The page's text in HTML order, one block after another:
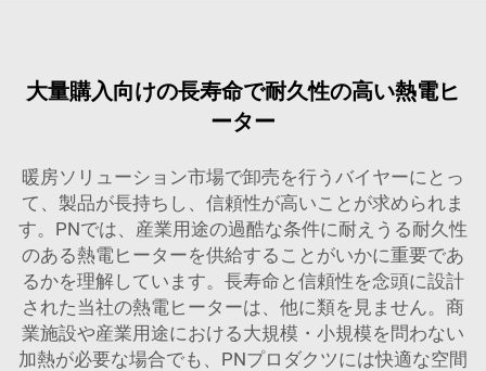
大量購入向けの長寿命で耐久性の高い熱電ヒ
ーター
暖房ソリューション市場で卸売を行うバイヤーにとっ
て、製品が長持ちし、信頼性が高いことが求められま
す。PNでは、産業用途の過酷な条件に耐えうる耐久性
のある熱電ヒーターを供給することがいかに重要であ
るかを理解しています。長寿命と信頼性を念頭に設計
された当社の熱電ヒーターは、他に類を見ません。商
業施設や産業用途における大規模・小規模を問わない
加熱が必要な場合でも、PNプロダクツには快適な空間